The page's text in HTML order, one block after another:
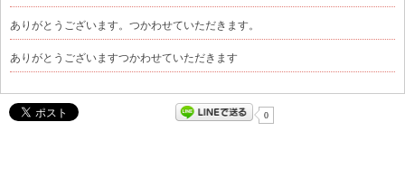
ありがとうございます。つかわせていただきます。
ありがとうございますつかわせていただきます
0